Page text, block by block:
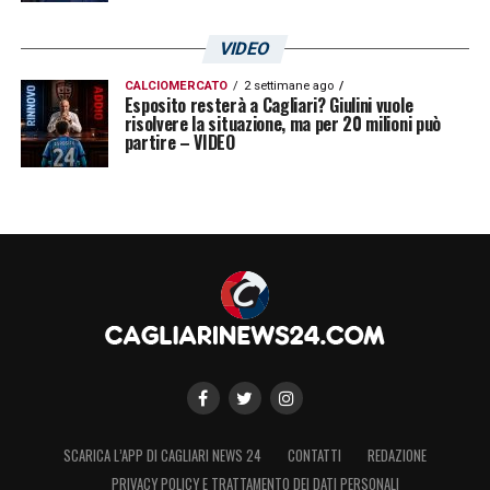
45’Concesso 1’ di recupero
45’Cambi per entrambe le squadre –
Carboni per Zappa e Terracciano per
57’ Gara che non accenna a sbloccarsi con
le squadre che non portano pericoli
Ammonizione Fiorentina –Caceres in
VIDEO
CALCIOMERCATO 2 settimane ago
Esposito resterà a Cagliari? Giulini vuole
risolvere la situazione, ma per 20 milioni può
partire – VIDEO
SCARICA L’APP DI CAGLIARI NEWS 24 CONTATTI
REDAZIONE
PRIVACY POLICY E TRATTAMENTO DEI DATI PERSONALI